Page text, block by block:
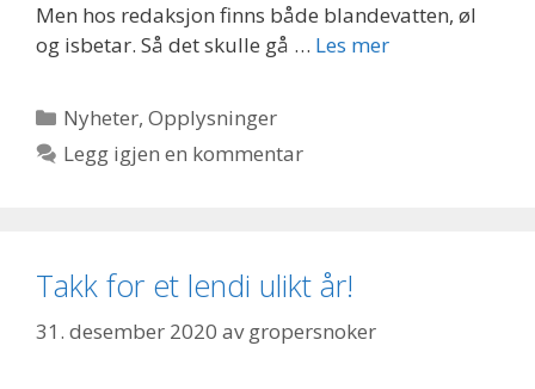
Men hos redaksjon finns både blandevatten, øl
og isbetar. Så det skulle gå … Les mer
Kategorier
Nyheter,Opplysninger
Legg igjen en kommentar
Takk for et lendi ulikt år!
31. desember 2020 avgropersnoker